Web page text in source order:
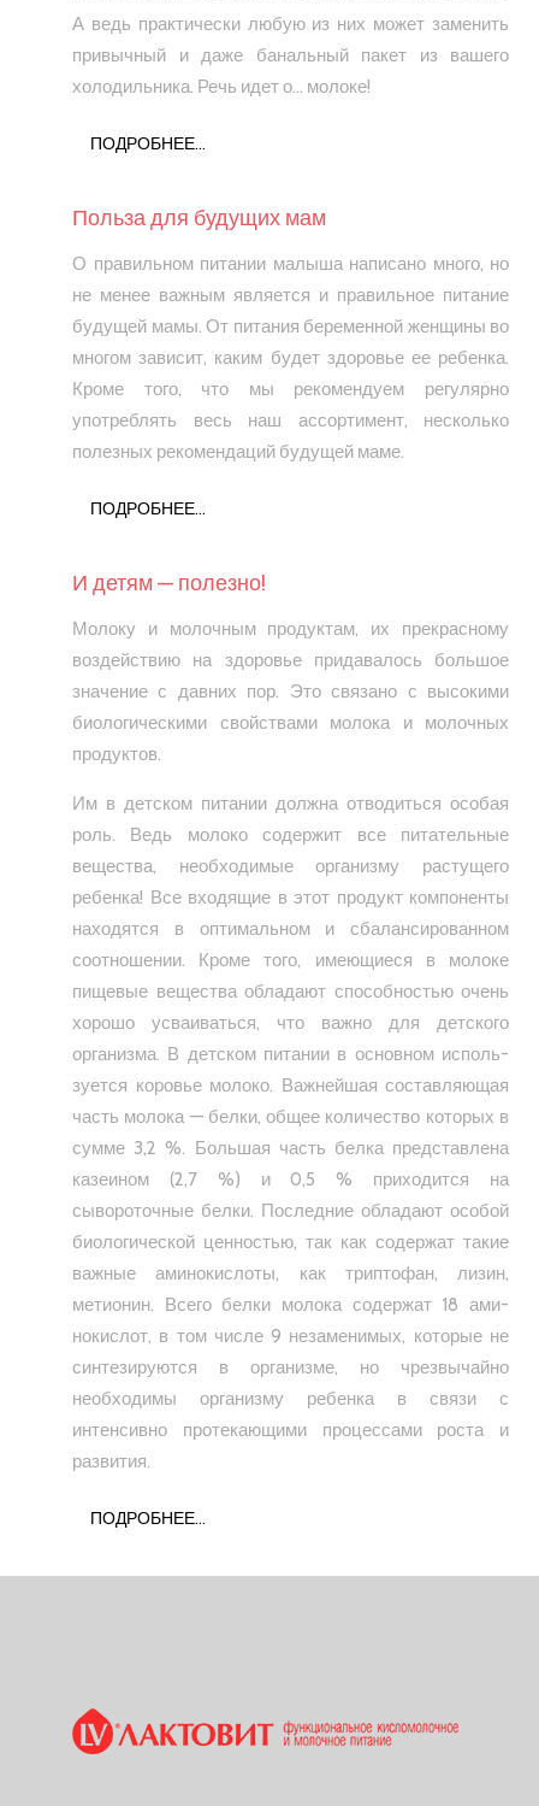
А ведь практически любую из них может заменить
привычный и даже банальный пакет из вашего
холодильника. Речь идет о… молоке!
ПОДРОБНЕЕ...
Польза для будущих мам
О правильном питании малыша написано много, но
не менее важным является и правильное питание
будущей мамы. От питания беременной женщины во
многом зависит, каким будет здоровье ее ребенка.
Кроме того, что мы рекомендуем регулярно
употреблять весь наш ассортимент, несколько
полезных рекомендаций будущей маме.
ПОДРОБНЕЕ...
И детям — полезно!
Молоку и молочным продуктам, их прекрасному
воздействию на здо­ровье придавалось большое
значение с давних пор. Это связано с высокими
биологическими свойствами моло­ка и молочных
продуктов.
Им в детском питании должна отводиться особая
роль. Ведь молоко содержит все пита­тельные
вещества, необходимые организму растущего
ребенка! Все входящие в этот про­дукт компоненты
находятся в оптимальном и сбалансированном
соотношении. Кроме того, имеющиеся в молоке
пищевые вещества обладают способностью очень
хорошо усва­иваться, что важно для детского
организма. В детском питании в основном исполь­
зуется коровье молоко. Важнейшая состав­ляющая
часть молока — белки, общее коли­чество которых в
сумме 3,2 %. Большая часть белка представлена
казеином (2,7 %) и 0,5 % приходится на
сывороточные белки. Последние обладают особой
биологической ценностью, так как содержат такие
важные аминокислоты, как триптофан, лизин,
метионин. Всего белки молока содержат 18 ами­
нокислот, в том числе 9 незаменимых, кото­рые не
синтезируются в организме, но чрезвычайно
необходимы организму ребенка в связи с
интенсивно протекающими про­цессами роста и
развития.
ПОДРОБНЕЕ...